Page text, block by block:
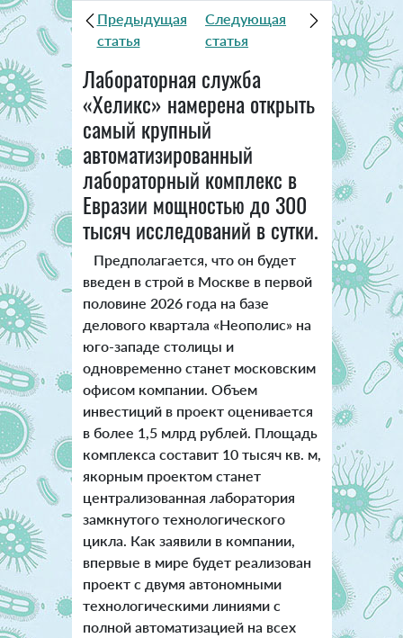
Предыдущая
статья
Следующая
статья
Лабораторная служба
«Хеликс» намерена открыть
самый крупный
автоматизированный
лабораторный комплекс в
Евразии мощностью до 300
тысяч исследований в сутки.
Предполагается, что он будет
введен в строй в Москве в первой
половине 2026 года на базе
делового квартала «Неополис» на
юго-западе столицы и
одновременно станет московским
офисом компании. Объем
инвестиций в проект оценивается
в более 1,5 млрд рублей. Площадь
комплекса составит 10 тысяч кв. м,
якорным проектом станет
централизованная лаборатория
замкнутого технологического
цикла. Как заявили в компании,
впервые в мире будет реализован
проект с двумя автономными
технологическими линиями с
полной автоматизацией на всех